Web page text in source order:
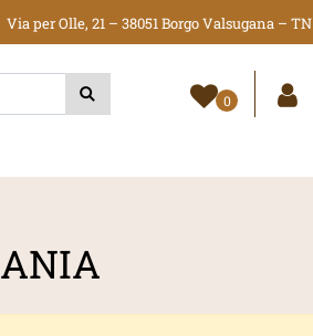
Via per Olle, 21 – 38051 Borgo Valsugana – TN
altri filtri disponibili.
0